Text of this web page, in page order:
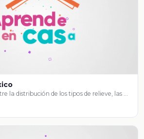
la distribución de los tipos de relieve, las …